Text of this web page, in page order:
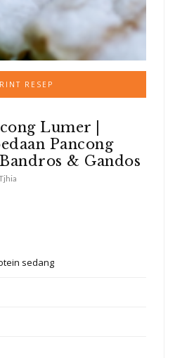
RESEP
Lumer |
Pancong
& Gandos
sedang